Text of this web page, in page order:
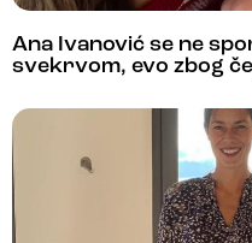
Ana Ivanović se ne
svekrvom, evo zbog